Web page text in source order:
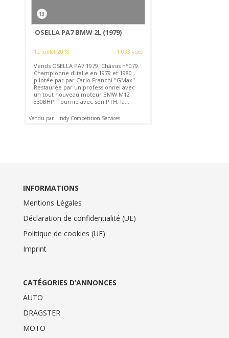
13
OSELLA PA7 BMW 2L (1979)
12 juillet 2018 1 033 vues
Vends OSELLA PA7 1979. Châssis n°079.
Championne d'Italie en 1979 et 1980 ,
pilotée par par Carlo Franchi "GMax".
Restaurée par un professionnel avec
un tout nouveau moteur BMW M12
330BHP. Fournie avec son PTH, la...
Vendu par : Indy Competition Services
INFORMATIONS
Mentions Légales
Déclaration de confidentialité (UE)
Politique de cookies (UE)
Imprint
CATÉGORIES D’ANNONCES
AUTO
DRAGSTER
MOTO